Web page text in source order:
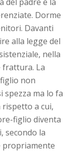
Dorme
Davanti
alla legge del
nella
frattura. La
non
spezza ma lo fa
rispetto a cui,
figlio diventa
secondo la
propriamente